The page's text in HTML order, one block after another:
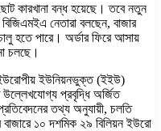
কারখানা বন্ধ হয়েছে। তবে নতুন
নেতারা বলছেন, বাজার
হতে পারে। অর্ডার ফিরে আসায়
চলছে।
ইউরোপীয় ইউনিয়নভুক্ত (ইইউ)
উল্লেখযোগ্য প্রবৃদ্ধি অর্জিত
তথ্য অনুযায়ী, চলতি
১০ দশমিক ২৯ বিলিয়ন ইউরো